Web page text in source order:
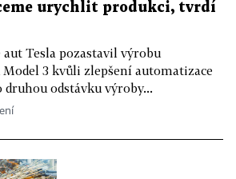
urychlit produkci, tvrdí
Tesla pozastavil výrobu
3 kvůli zlepšení automatizace
druhou odstávku výroby...